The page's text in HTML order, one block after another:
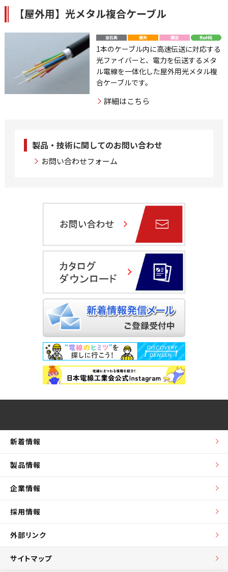
【屋外用】光メタル複合ケーブル
1本のケーブル内に高速伝送に対応する
光ファイバーと、電力を伝送するメタ
ル電線を一体化した屋外用光メタル複
合ケーブルです。
詳細はこちら
製品・技術に関してのお問い合わせ
お問い合わせフォーム
新着情報
製品情報
企業情報
採用情報
外部リンク
サイトマップ